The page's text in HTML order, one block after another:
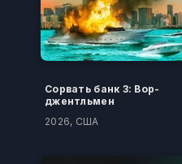
Сорвать банк 3: Вор-
джентльмен
2026, США